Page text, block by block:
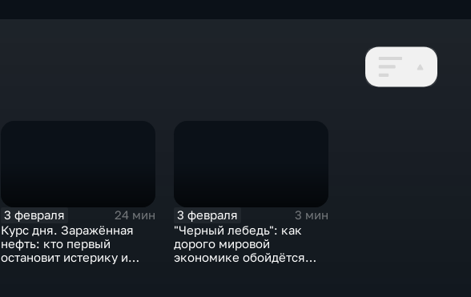
3 февраля
24 мин
Курс дня. Заражённая
нефть: кто первый
остановит истерику и
3 февраля
3 мин
"Черный лебедь": как
дорого мировой
экономике обойдётся